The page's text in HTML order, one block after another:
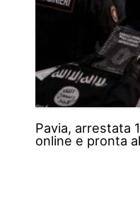
Pavia, arrestata
online e pronta